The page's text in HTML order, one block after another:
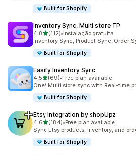
Built for Shopify
Inventory Sync, Multi store TP
4,8de 5 estrelas
(112)
112 total de avaliações
•Instalação gratuita
Inventory Sync, Product Sync, Order
Built for Shopify
Easify Inventory Sync
4,5de 5 estrelas
(69)
69 total de avaliações
•Free plan available
One/ Multi store sync with Real-time
Built for Shopify
Etsy Integration by shopUpz
4,6de 5 estrelas
(184)
184 total de avaliações
•Free plan available
Sync Etsy products, inventory, and
Built for Shopify